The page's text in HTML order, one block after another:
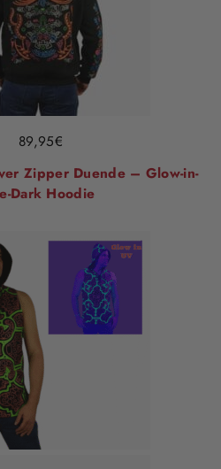
89,95€
Zipper Duende – Glow-in-
Dark Hoodie